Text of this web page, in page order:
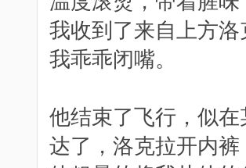
我收到了来自上方
我乖乖闭嘴。
他结束了飞行，似
达了，洛克拉开内